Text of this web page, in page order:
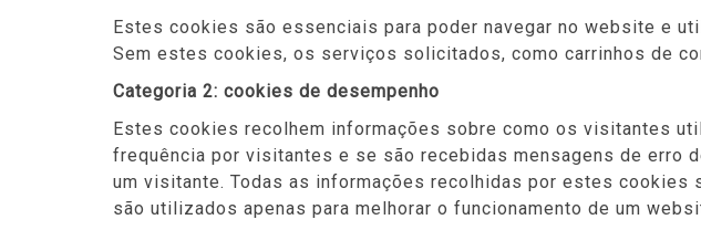
Estes cookies são essenciais para poder navegar no website e
Sem estes cookies, os serviços solicitados, como carrinhos de
Categoria 2: cookies de desempenho
Estes cookies recolhem informações sobre como os visitantes
frequência por visitantes e se são recebidas mensagens de erro
um visitante. Todas as informações recolhidas por estes cookies
são utilizados apenas para melhorar o funcionamento de um